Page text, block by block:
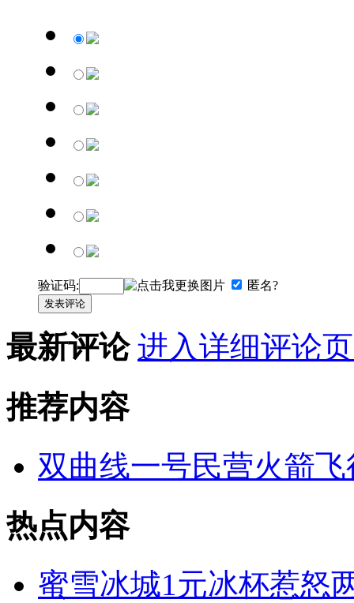
验证码: 匿名?
发表评论
最新评论 进入详细评论
推荐内容
双曲线一号民营火箭
热点内容
蜜雪冰城1元冰杯惹怒